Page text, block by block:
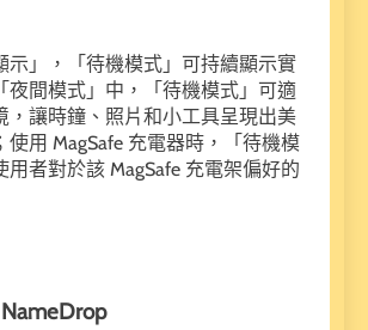
示」，「待機模式」可持續顯示實
夜間模式」中，「待機模式」可適
，讓時鐘、照片和小工具呈現出美
使用 MagSafe 充電器時，「待機模
用者對於該 MagSafe 充電架偏好的